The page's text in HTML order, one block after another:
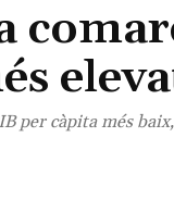
per càpita més